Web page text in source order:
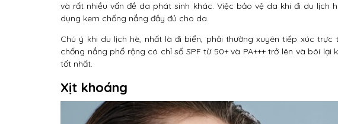
và rất nhiều vấn đề da phát sinh khác. Việc bảo vệ da khi đi du lịch
dụng kem chống nắng đầy đủ cho da.
Chú ý khi du lịch hè, nhất là đi biển, phải thường xuyên tiếp xúc
chống nắng phổ rộng có chỉ số SPF từ 50+ và PA+++ trở lên và bôi
tốt nhất.
Xịt khoáng